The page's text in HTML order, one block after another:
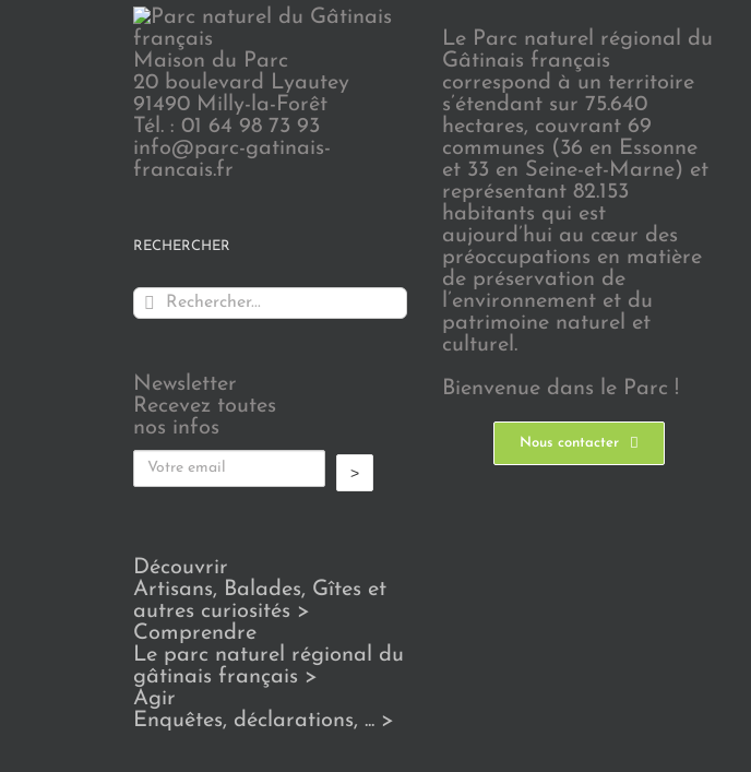
Maison du Parc
20 boulevard Lyautey
91490 Milly-la-Forêt
Tél. : 01 64 98 73 93
info@parc-gatinais-
francais.fr
RECHERCHER
Rechercher:
Newsletter
Recevez toutes
nos infos
>
Découvrir
Artisans, Balades, Gîtes et
autres curiosités >
Comprendre
Le parc naturel régional du
gâtinais français >
Agir
Enquêtes, déclarations, ... >
Le Parc naturel régional du
Gâtinais français
correspond à un territoire
s’étendant sur 75.640
hectares, couvrant 69
communes (36 en Essonne
et 33 en Seine-et-Marne) et
représentant 82.153
habitants qui est
aujourd’hui au cœur des
préoccupations en matière
de préservation de
l’environnement et du
patrimoine naturel et
culturel.
Bienvenue dans le Parc !
Nous contacter